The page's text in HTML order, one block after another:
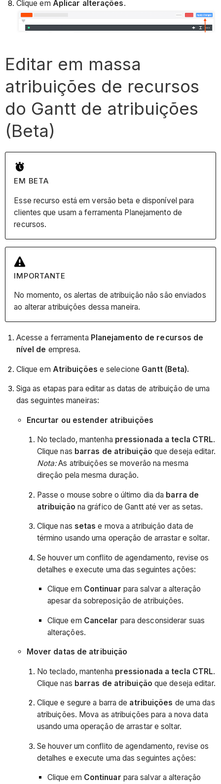
Clique em Aplicar alterações.
Editar em massa
atribuições de recursos
do Gantt de atribuições
(Beta)
EM BETA
Esse recurso está em versão beta e disponível para
clientes que usam a ferramenta Planejamento de
recursos.
IMPORTANTE
No momento, os alertas de atribuição não são enviados
ao alterar atribuições dessa maneira.
Acesse a ferramenta Planejamento de recursos de
nível de empresa.
Clique em Atribuições e selecione Gantt (Beta).
Siga as etapas para editar as datas de atribuição de uma
das seguintes maneiras:
Encurtar ou estender atribuições
No teclado, mantenha pressionada a tecla CTRL.
Clique nas barras de atribuição que deseja editar.
Nota:As atribuições se moverão na mesma
direção pela mesma duração.
Passe o mouse sobre o último dia da barra de
atribuição na gráfico de Gantt até ver as setas.
Clique nas setas e mova a atribuição data de
término usando uma operação de arrastar e soltar.
Se houver um conflito de agendamento, revise os
detalhes e execute uma das seguintes ações:
Clique em Continuar para salvar a alteração
apesar da sobreposição de atribuições.
Clique em Cancelar para desconsiderar suas
alterações.
Mover datas de atribuição
No teclado, mantenha pressionada a tecla CTRL.
Clique nas barras de atribuição que deseja editar.
Clique e segure a barra de atribuições de uma das
atribuições. Mova as atribuições para a nova data
usando uma operação de arrastar e soltar.
Se houver um conflito de agendamento, revise os
detalhes e execute uma das seguintes ações:
Clique em Continuar para salvar a alteração